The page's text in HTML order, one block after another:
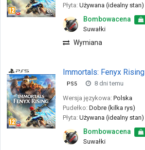
Płyta: Używana (idealny stan)
Bombowacena
Suwałki
Wymiana
Immortals: Fenyx Rising
PS5
8 dni temu
Wersja językowa: Polska
Pudełko: Dobre (kilka rys)
Płyta: Używana (idealny stan)
Bombowacena
Suwałki